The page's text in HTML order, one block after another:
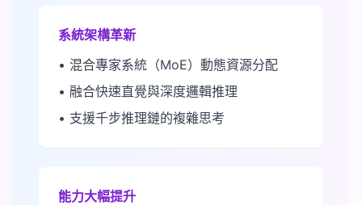
系統架構革新
• 混合專家系統（MoE）動態資源分配
• 融合快速直覺與深度邏輯推理
• 支援千步推理鏈的複雜思考
能力大幅提升